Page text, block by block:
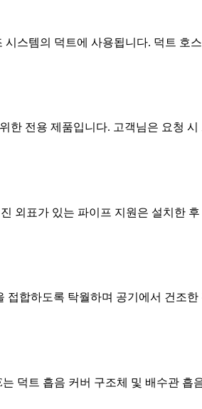
템의 덕트에 사용됩니다. 덕트 호스
한 전용 제품입니다. 고객님은 요청
외표가 있는 파이프 지원은 설치한
합하도록 탁월하며 공기에서 건조
덕트 흡음 커버 구조체 및 배수관